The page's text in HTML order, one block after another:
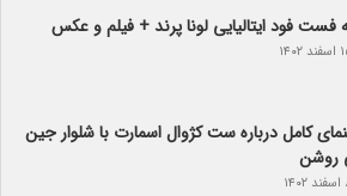
فست فود ایتالیایی لونا پرند + فیلم و عکس
کامل درباره ست کژوال اسمارت با شلوار جین
روشن